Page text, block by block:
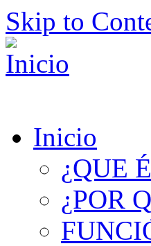
Skip to
Inicio
¿QUE
¿POR